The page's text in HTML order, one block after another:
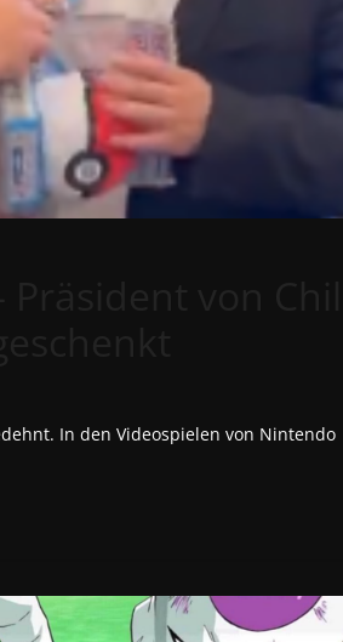
In den Videospielen von Nintendo